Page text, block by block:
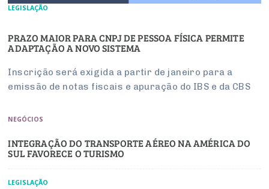
LEGISLAÇÃO
PRAZO MAIOR PARA CNPJ DE PESSOA FÍSICA PERMITE
ADAPTAÇÃO A NOVO SISTEMA
Inscrição será exigida a partir de janeiro para a
emissão de notas fiscais e apuração do IBS e da CBS
NEGÓCIOS
INTEGRAÇÃO DO TRANSPORTE AÉREO NA AMÉRICA DO
SUL FAVORECE O TURISMO
LEGISLAÇÃO